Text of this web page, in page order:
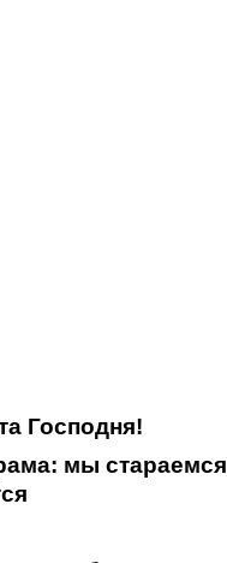
Господня!
мы стараемся